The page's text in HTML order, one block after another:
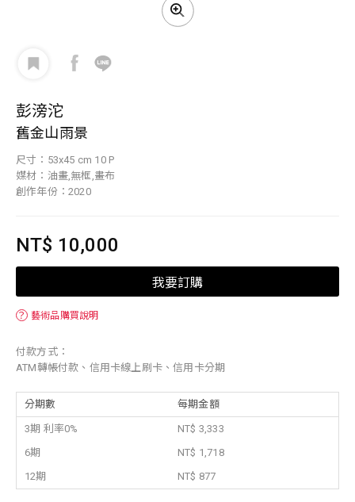
彭滂沱
舊金山雨景
尺寸：53x45 cm 10 P
媒材：油畫,無框,畫布
創作年份：2020
NT$ 10,000
我要訂購
？ 藝術品購買說明
付款方式：
ATM轉帳付款、信用卡線上刷卡、信用卡分期
分期數 每期金額
3期 利率0%
NT$ 3,333
6期
NT$ 1,718
12期
NT$ 877